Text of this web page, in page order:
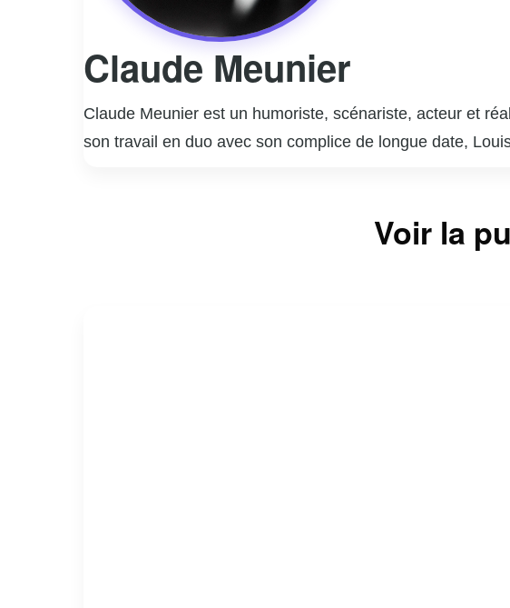
Claude Meunier
Claude Meunier est un humoriste, scénariste, acteur et
son travail en duo avec son complice de longue date,
plus longue série de représentations au Canada. En plus
des scénarios qui ont contribué à enrichir le paysage
Voir la